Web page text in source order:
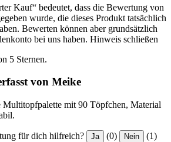
Kauf“ bedeutet, dass die Bewertung von
wurde, die dieses Produkt tatsächlich
Bewerten können aber grundsätzlich
bei uns haben. Hinweis schließen
5 Sternen.
von Meike
Multitopfpalette mit 90 Töpfchen, Material
für dich hilfreich? Ja (0) Nein (1)